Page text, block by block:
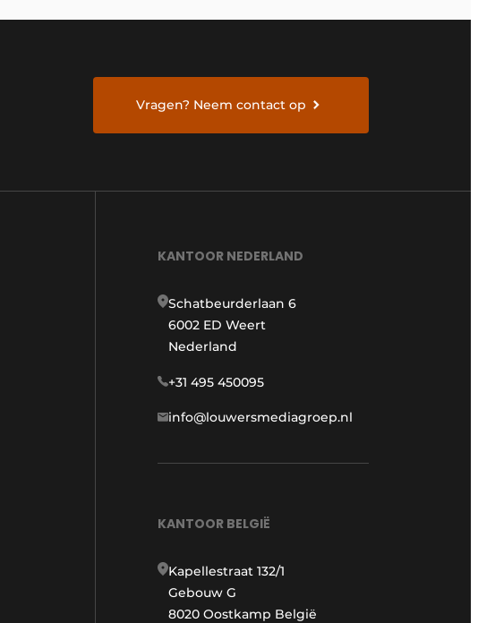
Vragen? Neem contact op
KANTOOR NEDERLAND
Schatbeurderlaan 6
6002 ED Weert
Nederland
+31 495 450095
info@louwersmediagroep.nl
KANTOOR BELGIË
Kapellestraat 132/1
Gebouw G
8020 Oostkamp België